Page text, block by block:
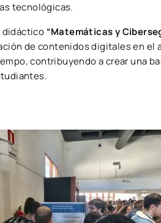
tecnológicas.
didáctico “Matemáticas y
de contenidos digitales en el
contribuyendo a crear una